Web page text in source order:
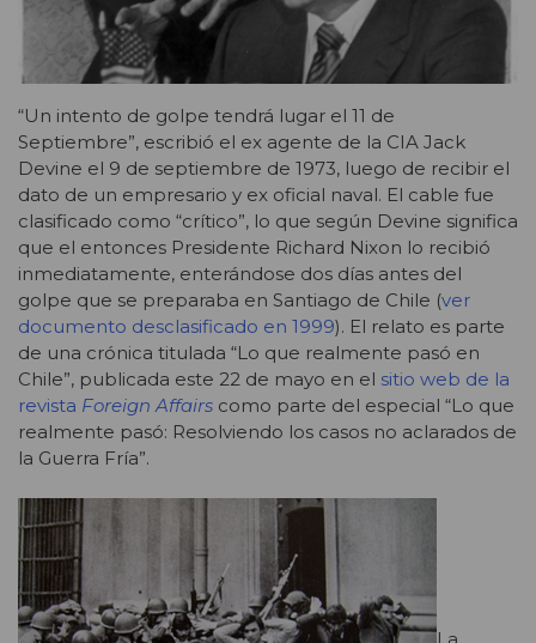
“Un intento de golpe tendrá lugar el 11 de
Septiembre”, escribió el ex agente de la CIA Jack
Devine el 9 de septiembre de 1973, luego de recibir el
dato de un empresario y ex oficial naval. El cable fue
clasificado como “crítico”, lo que según Devine significa
que el entonces Presidente Richard Nixon lo recibió
inmediatamente, enterándose dos días antes del
golpe que se preparaba en Santiago de Chile (ver
documento desclasificado en 1999). El relato es parte
de una crónica titulada “Lo que realmente pasó en
Chile”, publicada este 22 de mayo en el sitio web de la
revista Foreign Affairs como parte del especial “Lo que
realmente pasó: Resolviendo los casos no aclarados de
la Guerra Fría”.